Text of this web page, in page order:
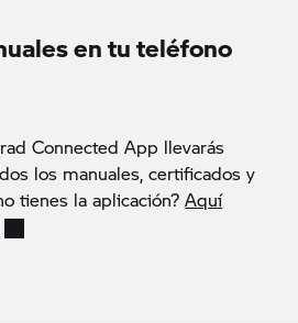
en tu teléfono
Connected App llevarás
los manuales, certificados y
tienes la aplicación?Aquí